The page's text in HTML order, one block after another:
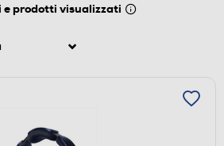
e prodotti visualizzati